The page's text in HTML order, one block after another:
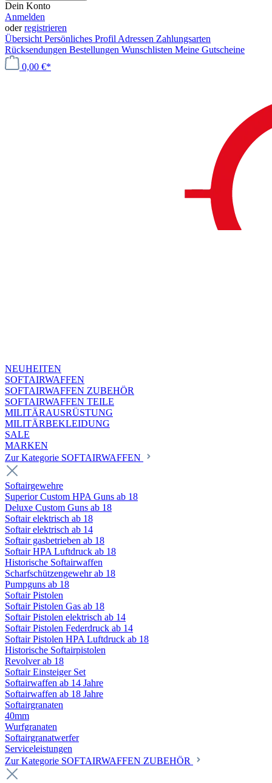
Dein Konto
Anmelden
oderregistrieren
Übersicht Persönliches Profil Adressen Zahlungsarten
Rücksendungen Bestellungen Wunschlisten Meine Gutscheine
0,00 €*
NEUHEITEN
SOFTAIRWAFFEN
SOFTAIRWAFFEN ZUBEHÖR
SOFTAIRWAFFEN TEILE
MILITÄRAUSRÜSTUNG
MILITÄRBEKLEIDUNG
SALE
MARKEN
Zur Kategorie SOFTAIRWAFFEN
Softairgewehre
Superior Custom HPA Guns ab 18
Deluxe Custom Guns ab 18
Softair elektrisch ab 18
Softair elektrisch ab 14
Softair gasbetrieben ab 18
Softair HPA Luftdruck ab 18
Historische Softairwaffen
Scharfschützengewehr ab 18
Pumpguns ab 18
Softair Pistolen
Softair Pistolen Gas ab 18
Softair Pistolen elektrisch ab 14
Softair Pistolen Federdruck ab 14
Softair Pistolen HPA Luftdruck ab 18
Historische Softairpistolen
Revolver ab 18
Softair Einsteiger Set
Softairwaffen ab 14 Jahre
Softairwaffen ab 18 Jahre
Softairgranaten
40mm
Wurfgranaten
Softairgranatwerfer
Serviceleistungen
Zur Kategorie SOFTAIRWAFFEN ZUBEHÖR